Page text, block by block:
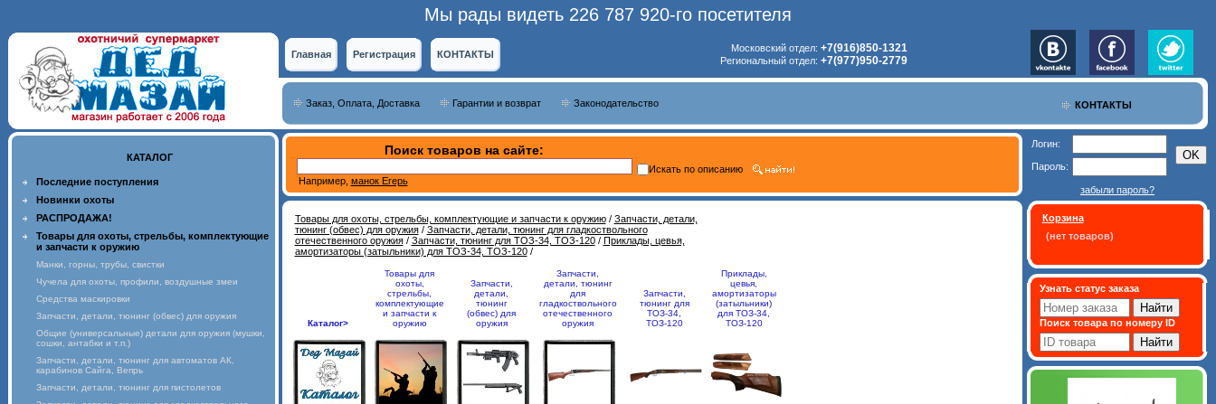
Мы рады видеть 226 787 920-го посетителя
Главная Регистрация КОНТАКТЫ
Московский отдел: +7(916)850-1321
Региональный отдел: +7(977)950-2779
КОНТАКТЫ
Заказ, Оплата, Доставка Гарантии и возврат Законодательство
КАТАЛОГ
Последние поступления
Новинки охоты
РАСПРОДАЖА!
Товары для охоты, стрельбы, комплектующие
и запчасти к оружию
Манки, горны, трубы, свистки
Чучела для охоты, профили, воздушные змеи
Средства маскировки
Запчасти, детали, тюнинг (обвес) для оружия
Общие (универсальные) детали для оружия (мушки,
сошки, антабки и т.п.)
Запчасти, детали, тюнинг для автоматов АК,
карабинов Сайга, Вепрь
Запчасти, детали, тюнинг для пистолетов
Поиск товаров на сайте:
Например, манок Егерь
Искать по описанию
Товары для охоты, стрельбы, комплектующие и запчасти к оружию/ Запчасти, детали,
тюнинг (обвес) для оружия/ Запчасти, детали, тюнинг для гладкоствольного
отечественного оружия/ Запчасти, тюнинг для ТОЗ-34, ТОЗ-120/ Приклады, цевья,
амортизаторы (затыльники) для ТОЗ-34, ТОЗ-120/
Каталог>
Товары для
охоты,
стрельбы,
комплектующие
и запчасти к
оружию
Запчасти,
детали,
тюнинг
(обвес) для
оружия
Запчасти,
детали, тюнинг
для
гладкоствольного
отечественного
оружия
Запчасти,
тюнинг для
ТОЗ-34,
ТОЗ-120
Приклады,
цевья,
амортизаторы
(затыльники)
для ТОЗ-34,
ТОЗ-120
Логин:
Пароль:
забыли пароль?
Корзина
(нет товаров)
Узнать статус заказа
Поиск товара по номеру ID